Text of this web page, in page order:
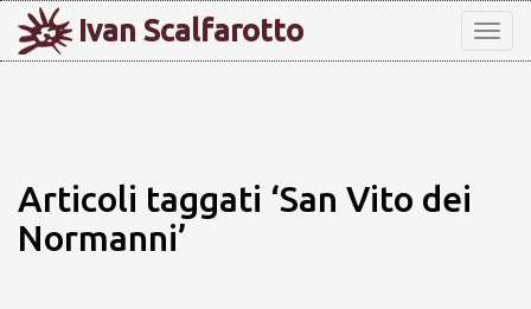
Ivan Scalfarotto
Articoli taggati ‘San Vito dei
Normanni’